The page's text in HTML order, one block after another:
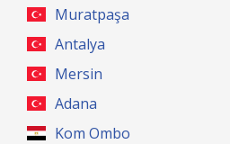
Muratpaşa
Antalya
Mersin
Adana
Kom Ombo